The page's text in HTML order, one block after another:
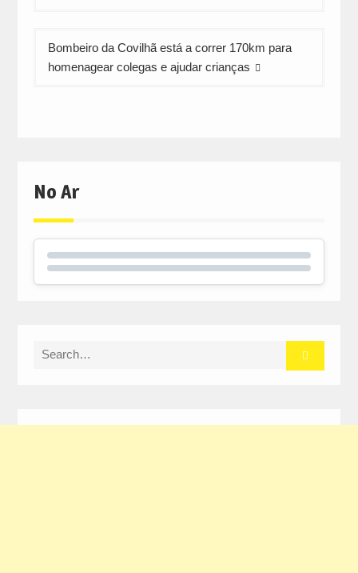
Bombeiro da Covilhã está a correr 170km para
homenagear colegas e ajudar crianças
No Ar
Search